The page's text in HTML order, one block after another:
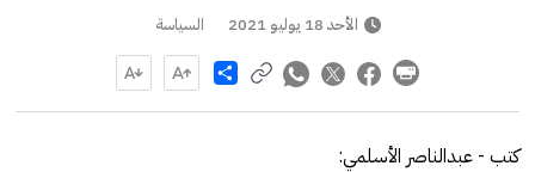
الأحد 18 يوليو 2021 السياسة
Share
كتب - عبدالناصر الأسلمي: